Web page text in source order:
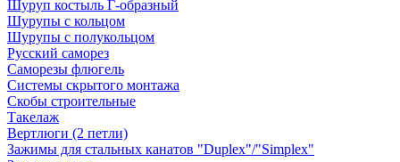
Шуруп костыль Г-образный
Шурупы с кольцом
Шурупы с полукольцом
Русский саморез
Саморезы флюгель
Системы скрытого монтажа
Скобы строительные
Такелаж
Вертлюги (2 петли)
Зажимы для стальных канатов "Duplex"/"Simplex"